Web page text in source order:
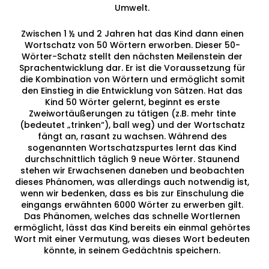
Umwelt.
Zwischen 1 ½ und 2 Jahren hat das Kind dann einen
Wortschatz von 50 Wörtern erworben. Dieser 50-
Wörter-Schatz stellt den nächsten Meilenstein der
Sprachentwicklung dar. Er ist die Voraussetzung für
die Kombination von Wörtern und ermöglicht somit
den Einstieg in die Entwicklung von Sätzen. Hat das
Kind 50 Wörter gelernt, beginnt es erste
Zweiwortäußerungen zu tätigen (z.B. mehr tinte
(bedeutet „trinken“), ball weg) und der Wortschatz
fängt an, rasant zu wachsen. Während des
sogenannten Wortschatzspurtes lernt das Kind
durchschnittlich täglich 9 neue Wörter. Staunend
stehen wir Erwachsenen daneben und beobachten
dieses Phänomen, was allerdings auch notwendig ist,
wenn wir bedenken, dass es bis zur Einschulung die
eingangs erwähnten 6000 Wörter zu erwerben gilt.
Das Phänomen, welches das schnelle Wortlernen
ermöglicht, lässt das Kind bereits ein einmal gehörtes
Wort mit einer Vermutung, was dieses Wort bedeuten
könnte, in seinem Gedächtnis speichern.